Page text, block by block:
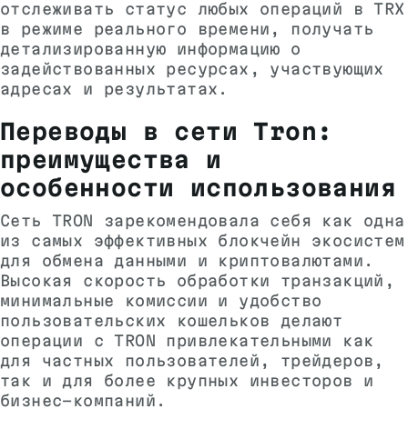
отслеживать статус любых операций в TRX
в режиме реального времени, получать
детализированную информацию о
задействованных ресурсах, участвующих
адресах и результатах.
Переводы в сети Tron:
преимущества и
особенности использования
Сеть TRON зарекомендовала себя как одна
из самых эффективных блокчейн экосистем
для обмена данными и криптовалютами.
Высокая скорость обработки транзакций,
минимальные комиссии и удобство
пользовательских кошельков делают
операции с TRON привлекательными как
для частных пользователей, трейдеров,
так и для более крупных инвесторов и
бизнес-компаний.